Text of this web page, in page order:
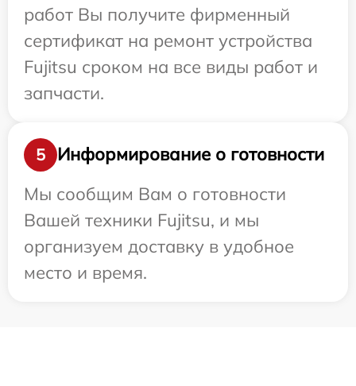
работ Вы получите фирменный
сертификат на ремонт устройства
Fujitsu сроком на все виды работ и
запчасти.
5
Информирование о готовности
Мы сообщим Вам о готовности
Вашей техники Fujitsu, и мы
организуем доставку в удобное
место и время.